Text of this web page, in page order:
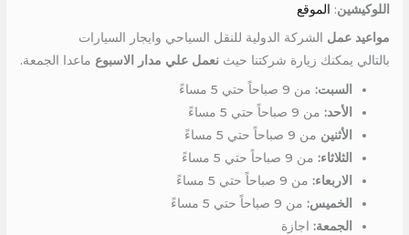
اللوكيشين: الموقع
مواعيد عمل الشركة الدولية للنقل السياحي وايجار السيارات
بالتالي يمكنك زيارة شركتنا حيثنعمل علي مدار الاسبوع ماعدا الجمعة.
السبت: من 9 صباحاً حتي 5 مساءً
الأحد: من 9 صباحاً حتي 5 مساءً
الأثنين من 9 صباحاً حتي 5 مساءً
الثلاثاء: من 9 صباحاً حتي 5 مساءً
الاربعاء: من 9 صباحاً حتي 5 مساءً
الخميس: من 9 صباحاً حتي 5 مساءً
الجمعة: اجازة